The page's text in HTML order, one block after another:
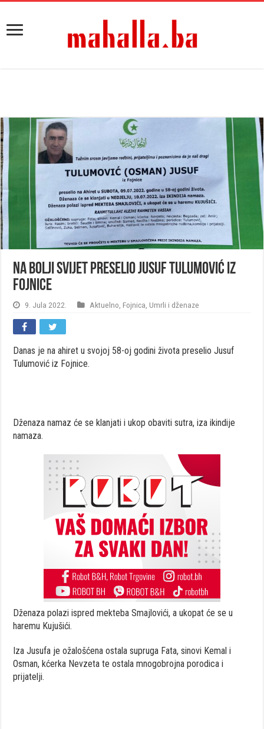
Na Bolji svijet preselio Jusuf Tulumović iz
Fojnice
9. Jula 2022. Aktuelno Fojnica Umrli i dženaze
Danas je na ahiret u svojoj 58-oj godini života preselio Jusuf
Tulumović iz Fojnice.
Dženaza namaz će se klanjati i ukop obaviti sutra, iza ikindije
namaza.
Dženaza polazi ispred mekteba Smajlovići, a ukopat će se u
haremu Kujušići.
Iza Jusufa je ožalošćena ostala supruga Fata, sinovi Kemal i
Osman, kćerka Nevzeta te ostala mnogobrojna porodica i
prijatelji.